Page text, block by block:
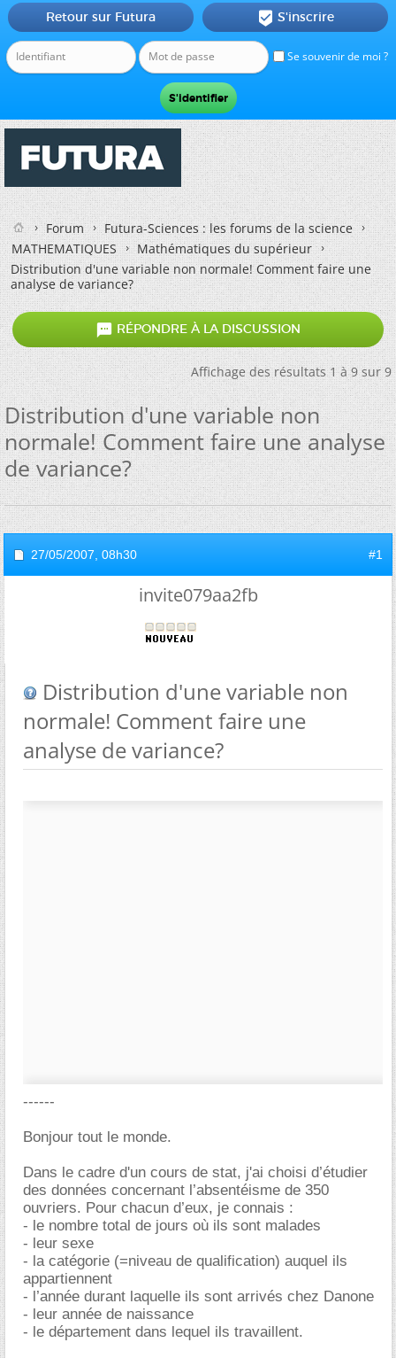
Se souvenir de moi ?
Retour sur Futura  S'inscrire
Forum
Futura-Sciences : les forums de la science
MATHEMATIQUES
Mathématiques du supérieur
Distribution d'une variable non normale! Comment faire une
analyse de variance?
 RÉPONDRE À LA DISCUSSION
Affichage des résultats 1 à 9 sur 9
Distribution d'une variable non
normale! Comment faire une analyse
de variance?
27/05/2007, 08h30 #1
invite079aa2fb
Distribution d'une variable non
normale! Comment faire une
analyse de variance?
------
Bonjour tout le monde.
Dans le cadre d'un cours de stat, j'ai choisi d’étudier
des données concernant l’absentéisme de 350
ouvriers. Pour chacun d’eux, je connais :
- le nombre total de jours où ils sont malades
- leur sexe
- la catégorie (=niveau de qualification) auquel ils
appartiennent
- l’année durant laquelle ils sont arrivés chez Danone
- leur année de naissance
- le département dans lequel ils travaillent.